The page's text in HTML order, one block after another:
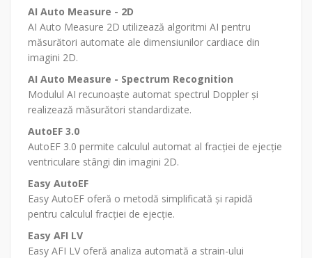
AI Auto Measure - 2D
AI Auto Measure 2D utilizează algoritmi AI pentru
măsurători automate ale dimensiunilor cardiace din
imagini 2D.
AI Auto Measure - Spectrum Recognition
Modulul AI recunoaște automat spectrul Doppler și
realizează măsurători standardizate.
AutoEF 3.0
AutoEF 3.0 permite calculul automat al fracției de ejecție
ventriculare stângi din imagini 2D.
Easy AutoEF
Easy AutoEF oferă o metodă simplificată și rapidă
pentru calculul fracției de ejecție.
Easy AFI LV
Easy AFI LV oferă analiza automată a strain-ului